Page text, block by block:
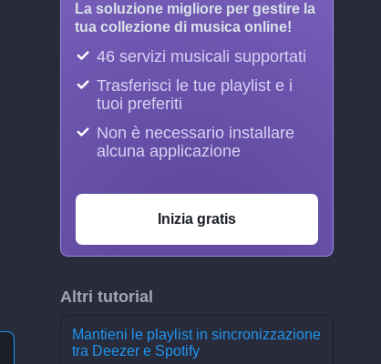
La soluzione migliore per gestire la
tua collezione di musica online!
46 servizi musicali supportati
Trasferisci le tue playlist e i
tuoi preferiti
Non è necessario installare
alcuna applicazione
Inizia gratis
Altri tutorial
Mantieni le playlist in sincronizzazione
tra Deezer e Spotify